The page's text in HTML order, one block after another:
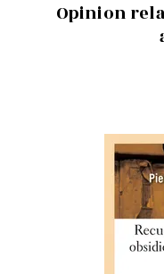
Opinion